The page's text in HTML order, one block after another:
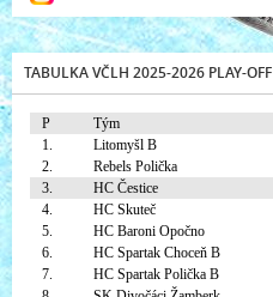
TABULKA VČLH 2025-2026 PLAY-OFF
P
Tým
1.
Litomyšl B
2.
Rebels Polička
3.
HC Čestice
4.
HC Skuteč
5.
HC Baroni Opočno
6.
HC Spartak Choceň B
7.
HC Spartak Polička B